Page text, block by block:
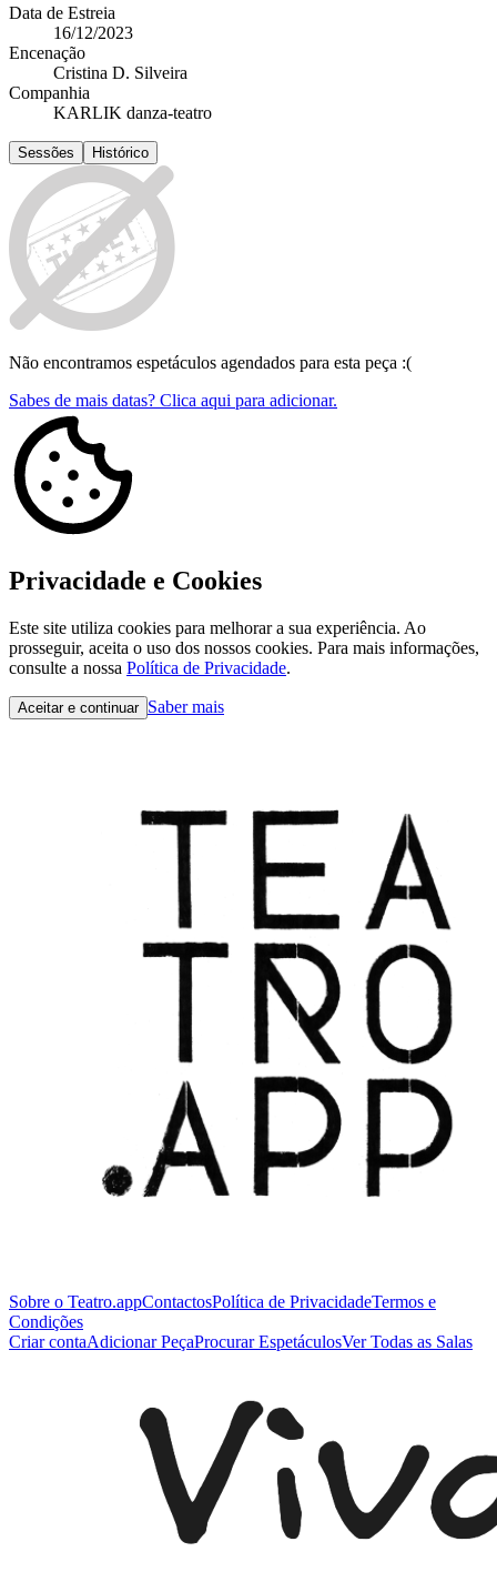
Data de Estreia
16/12/2023
Encenação
Cristina D. Silveira
Companhia
KARLIK danza-teatro
Sessões Histórico
Não encontramos espetáculos agendados para esta peça :(
Sabes de mais datas? Clica aqui para adicionar.
Privacidade e Cookies
Este site utiliza cookies para melhorar a sua experiência. Ao
prosseguir, aceita o uso dos nossos cookies. Para mais informações,
consulte a nossa Política de Privacidade.
Aceitar e continuar Saber mais
Sobre o Teatro.appContactosPolítica de PrivacidadeTermos e
Condições
Criar contaAdicionar PeçaProcurar EspetáculosVer Todas as Salas